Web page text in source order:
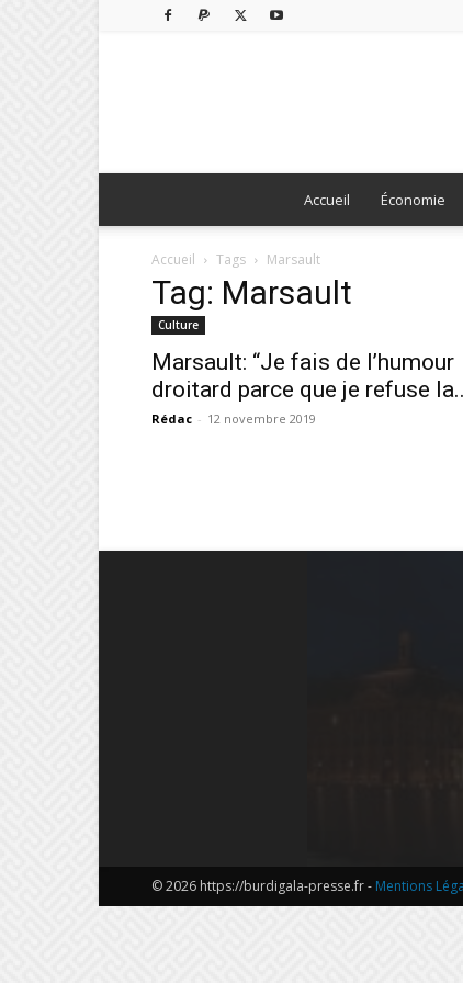
Accueil Économie
Accueil Tags Marsault
Tag: Marsault
Culture
Marsault: “Je fais de l’humour
droitard parce que je refuse
Rédac - 12 novembre 2019
© 2026 https://burdigala-presse.fr - Mentions